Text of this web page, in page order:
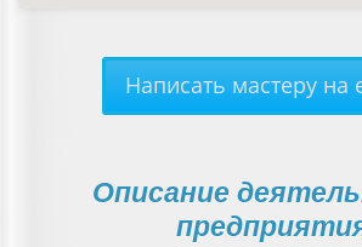
Написать мастеру на
Описание